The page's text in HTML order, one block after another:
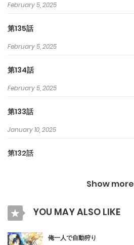
February 5, 2025
第135話
February 5, 2025
第134話
February 5, 2025
第133話
January 10, 2025
第132話
December 29, 2024
第130話
Show more
YOU MAY ALSO LIKE
俺一人で自動狩り